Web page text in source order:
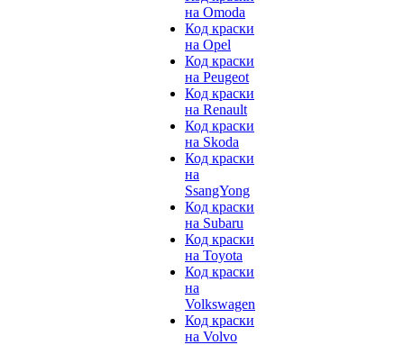
на Omoda
Код краски
на Opel
Код краски
на Peugeot
Код краски
на Renault
Код краски
на Skoda
Код краски
на
SsangYong
Код краски
на Subaru
Код краски
на Toyota
Код краски
на
Volkswagen
Код краски
на Volvo